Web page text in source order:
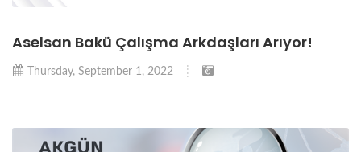
Aselsan Bakü Çalışma Arkdaşları Arıyor!
Thursday, September 1, 2022